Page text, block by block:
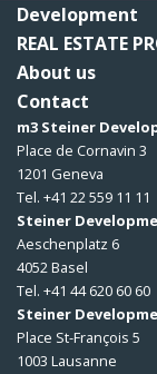
Development
REAL ESTATE
About us
Contact
m3 Steiner
Place de Cornavin 3
1201 Geneva
Tel. +41 22 559 11 11
Steiner
Aeschenplatz 6
4052 Basel
Tel. +41 44 620 60 60
Steiner
Place St-François 5
1003 Lausanne